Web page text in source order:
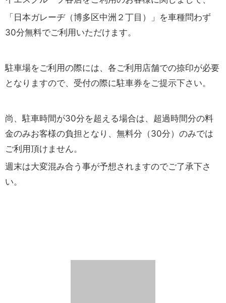
「日本ガレーヂ（博多区中洲２丁目）」を車種問わず
30分無料でご利用いただけます。
駐車場をご利用の際には、各ご利用店舗での捺印が必要
となりますので、受付の際に駐車券をご提示下さい。
尚、駐車時間が30分を超える場合は、超過時間分の料
金のみお客様の負担となり、無料分（30分）のみでは
ご利用頂けません。
週末は大変混み合う事が予想されますのでご了承下さ
い。